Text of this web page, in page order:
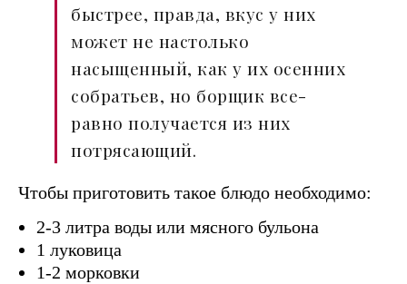
быстрее, правда, вкус у них
может не настолько
насыщенный, как у их осенних
собратьев, но борщик все-
равно получается из них
потрясающий.
Чтобы приготовить такое блюдо необходимо:
2-3 литра воды или мясного бульона
1 луковица
1-2 морковки